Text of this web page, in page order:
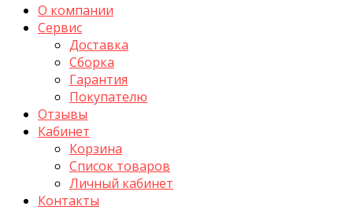
О компании
Сервис
Доставка
Сборка
Гарантия
Покупателю
Отзывы
Кабинет
Корзина
Список товаров
Личный кабинет
Контакты